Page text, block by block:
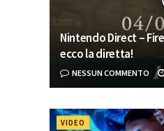
Nintendo Direct –
ecco la diretta!
NESSUN COMMENTO
VIDEO